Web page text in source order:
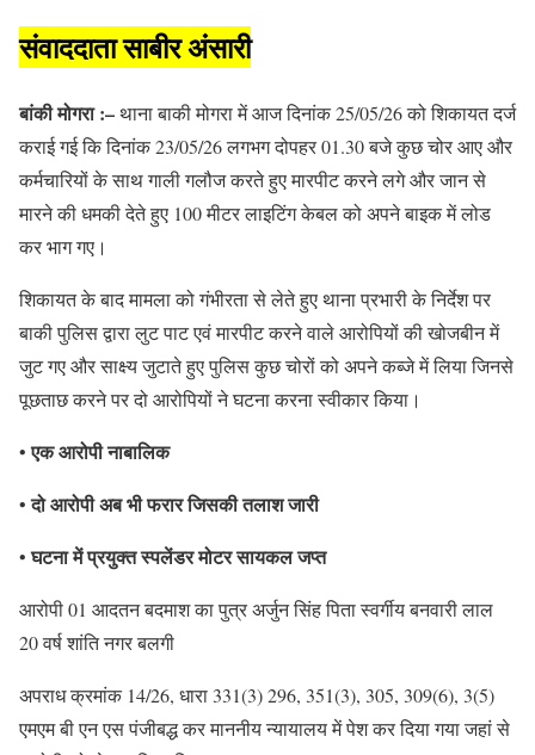
संवाददाता साबीर अंसारी
बांकी मोगरा :–थाना बाकी मोगरा में आज दिनांक 25/05/26 को शिकायत दर्ज
कराई गई कि दिनांक 23/05/26 लगभग दोपहर 01.30 बजे कुछ चोर आए और
कर्मचारियों के साथ गाली गलौज करते हुए मारपीट करने लगे और जान से
मारने की धमकी देते हुए 100 मीटर लाइटिंग केबल को अपने बाइक में लोड
कर भाग गए।
शिकायत के बाद मामला को गंभीरता से लेते हुए थाना प्रभारी के निर्देश पर
बाकी पुलिस द्वारा लुट पाट एवं मारपीट करने वाले आरोपियों की खोजबीन में
जुट गए और साक्ष्य जुटाते हुए पुलिस कुछ चोरों को अपने कब्जे में लिया जिनसे
पूछताछ करने पर दो आरोपियों ने घटना करना स्वीकार किया।
•एक आरोपी नाबालिक
•दो आरोपी अब भी फरार जिसकी तलाश जारी
•घटना में प्रयुक्त स्पलेंडर मोटर सायकल जप्त
आरोपी 01 आदतन बदमाश का पुत्र अर्जुन सिंह पिता स्वर्गीय बनवारी लाल
20 वर्ष शांति नगर बलगी
अपराध क्रमांक 14/26, धारा 331(3) 296, 351(3), 305, 309(6), 3(5)
एमएम बी एन एस पंजीबद्ध कर माननीय न्यायालय में पेश कर दिया गया जहां से